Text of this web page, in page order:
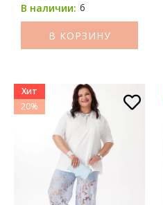
В наличии: 6
В КОРЗИНУ
Хит
20%